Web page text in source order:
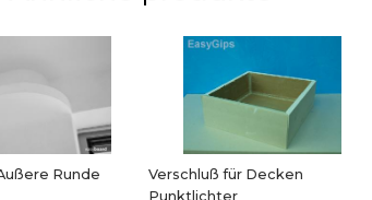
Runde
Verschluß für Decken
Punktlichter